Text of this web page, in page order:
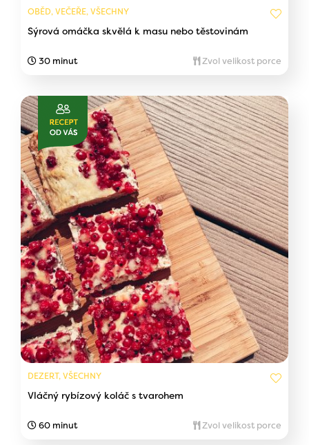
OBĚD, VEČEŘE, VŠECHNY
Sýrová omáčka skvělá k masu nebo těstovinám
30 minut Zvol velikost porce
DEZERT, VŠECHNY
Vláčný rybízový koláč s tvarohem
60 minut Zvol velikost porce